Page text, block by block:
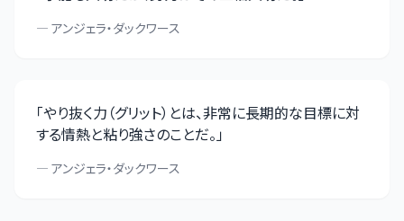
— アンジェラ・ダックワース
「やり抜く力（グリット）とは、非常に長期的な目標に対
する情熱と粘り強さのことだ。」
— アンジェラ・ダックワース